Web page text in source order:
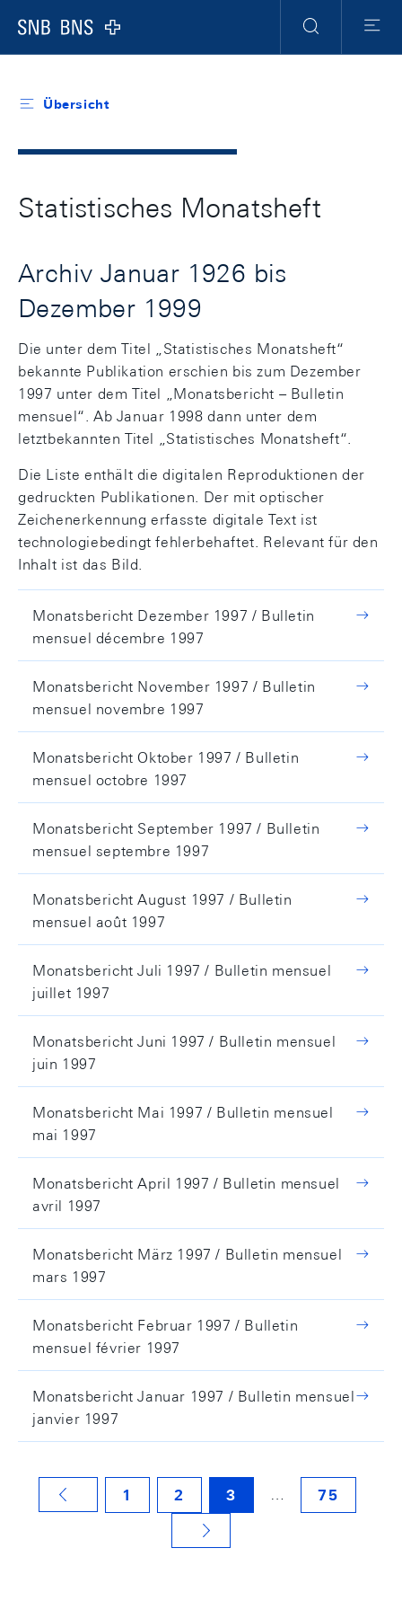
Logo
Navigation
Suche Menu
Übersicht
Statistisches Monatsheft
Archiv Januar 1926 bis
Dezember 1999
Die unter dem Titel „Statistisches Monatsheft“
bekannte Publikation erschien bis zum Dezember
1997 unter dem Titel „Monatsbericht – Bulletin
mensuel“. Ab Januar 1998 dann unter dem
letztbekannten Titel „Statistisches Monatsheft“.
Die Liste enthält die digitalen Reproduktionen der
gedruckten Publikationen. Der mit optischer
Zeichenerkennung erfasste digitale Text ist
technologiebedingt fehlerbehaftet. Relevant für den
Inhalt ist das Bild.
Monatsbericht Dezember 1997 / Bulletin
mensuel décembre 1997
Monatsbericht November 1997 / Bulletin
mensuel novembre 1997
Monatsbericht Oktober 1997 / Bulletin
mensuel octobre 1997
Monatsbericht September 1997 / Bulletin
mensuel septembre 1997
Monatsbericht August 1997 / Bulletin
mensuel août 1997
Monatsbericht Juli 1997 / Bulletin mensuel
juillet 1997
Monatsbericht Juni 1997 / Bulletin mensuel
juin 1997
Monatsbericht Mai 1997 / Bulletin mensuel
mai 1997
Monatsbericht April 1997 / Bulletin mensuel
avril 1997
Monatsbericht März 1997 / Bulletin mensuel
mars 1997
Monatsbericht Februar 1997 / Bulletin
mensuel février 1997
Monatsbericht Januar 1997 / Bulletin mensuel
janvier 1997
1 2 3 75